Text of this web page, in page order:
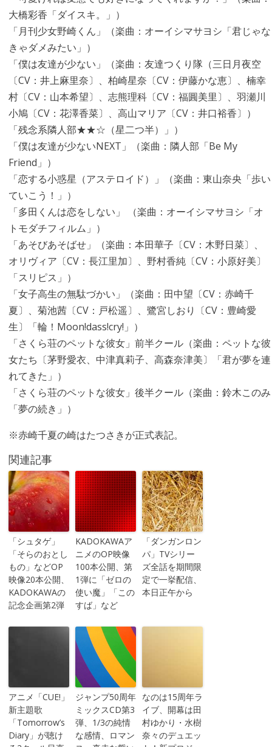
大橋彩香「ダイスキ。」）
「月刊少女野崎くん」（楽曲：オーイシマサヨシ「君じゃな
きゃダメみたい」）
「僕は友達が少ない」（楽曲：友達つくり隊（三日月夜空
〔CV：井上麻里奈〕、柏崎星奈〔CV：伊藤かな恵〕、楠幸
村〔CV：山本希望〕、志熊理科〔CV：福圓美里〕、羽瀬川
小鳩〔CV：花澤香菜〕、高山マリア〔CV：井口裕香〕）
「残念系隣人部★★☆（星二つ半）」）
「僕は友達が少ないNEXT」（楽曲：隣人部「Be My
Friend」）
「恋する小惑星（アステロイド）」（楽曲：東山奈央「歩い
ていこう！」）
「多田くんは恋をしない」 （楽曲：オーイシマサヨシ「オ
トモダチフィルム」）
「あそびあそばせ」（楽曲：本田華子〔CV：木野日菜〕、
オリヴィア〔CV：長江里加〕、野村香純〔CV：小原好美〕
「スリピス」）
「女子高生の無駄づかい」（楽曲：田中望〔CV：赤崎千
夏〕、菊池茜〔CV：戸松遥〕、鷺宮しおり〔CV：豊崎愛
生〕「輪！Moon!dass!cry!」）
「さくら荘のペットな彼女」前半クール（楽曲：ペットな彼
女たち〔茅野愛衣、中津真莉子、高森奈津美〕「君が夢を連
れてきた」）
「さくら荘のペットな彼女」後半クール（楽曲：鈴木このみ
「夢の続き」）
※赤崎千夏の崎はたつさきが正式表記。
関連記事
「シュタゲ」
「そらのおとし
もの」などOP
映像20本公開、
KADOKAWAの
記念企画第2弾
KADOKAWAア
ニメのOP映像
100本公開、第
1弾に「ゼロの
使い魔」「この
すば」など
「ダンガンロン
パ」TVシリー
ズ全話を期間限
定で一挙配信、
本日正午から
アニメ「CUE!」
新主題歌
「Tomorrow’s
Diary」が聴け
ジャンプ50周年
ミックスCD第3
弾、1/3の純情
な感情、ロマン
なのは15周年ラ
イブ、開幕は田
村ゆかり・水樹
奈々のデュエッ